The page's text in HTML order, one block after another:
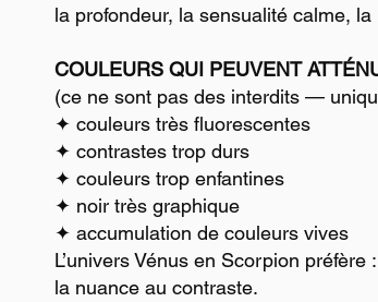
la profondeur, la sensualité calme,
COULEURS QUI PEUVENT
(ce ne sont pas des interdits —
✦ couleurs très fluorescentes
✦ contrastes trop durs
✦ couleurs trop enfantines
✦ noir très graphique
✦ accumulation de couleurs vives
L’univers Vénus en Scorpion préfère :
la nuance au contraste.